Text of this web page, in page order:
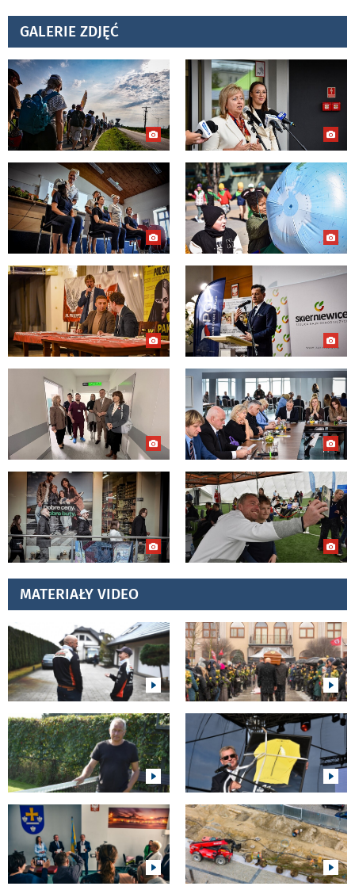
GALERIE ZDJĘĆ
MATERIAŁY VIDEO